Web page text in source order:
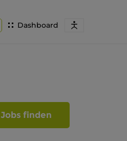
Dashboard
Jobs finden